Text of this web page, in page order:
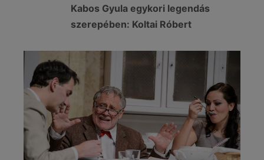
Kabos Gyula egykori legendás
szerepében: Koltai Róbert